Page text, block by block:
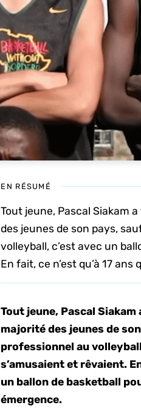
EN RÉSUMÉ
Tout jeune, Pascal Siakam
des jeunes de son pays,
volleyball, c’est avec un
En fait, ce n’est qu’à 17
Tout jeune, Pascal
majorité des jeunes de
professionnel au
s’amusaient et rêvaient.
un ballon de basketball
émergence.